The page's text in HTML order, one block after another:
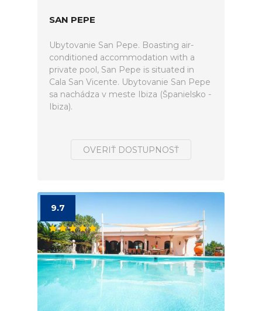
SAN PEPE
Ubytovanie San Pepe. Boasting air-
conditioned accommodation with a
private pool, San Pepe is situated in
Cala San Vicente. Ubytovanie San Pepe
sa nachádza v meste Ibiza (Španielsko -
Ibiza).
OVERIŤ DOSTUPNOSŤ
9.7